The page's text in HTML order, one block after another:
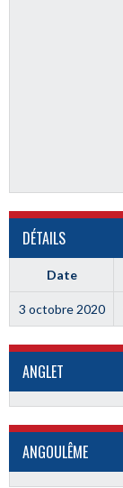
DÉTAILS
Date
3 octobre 2020
ANGLET
ANGOULÊME